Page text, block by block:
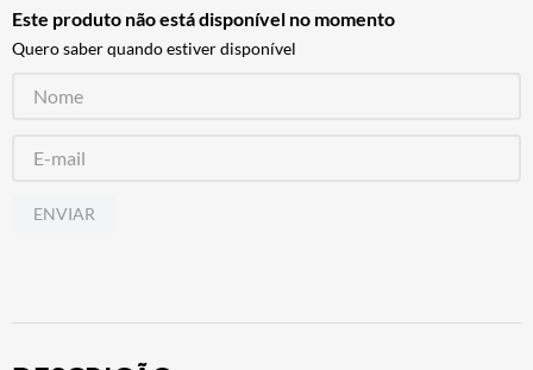
Este produto não está disponível no momento
Quero saber quando estiver disponível
ENVIAR